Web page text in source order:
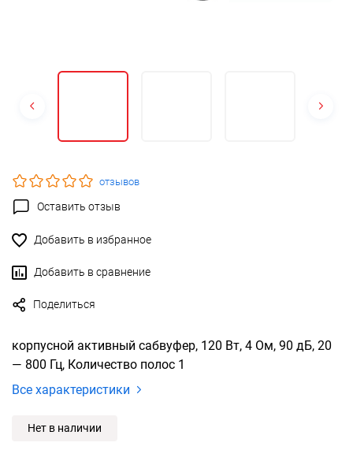
отзывов
Оставить отзыв
Добавить в избранное
Добавить в сравнение
Поделиться
корпусной активный сабвуфер, 120 Вт, 4 Ом, 90 дБ, 20
— 800 Гц, Количество полос 1
Все характеристики
Нет в наличии